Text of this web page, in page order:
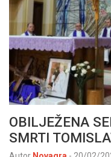
OBILJEŽENA
SMRTI